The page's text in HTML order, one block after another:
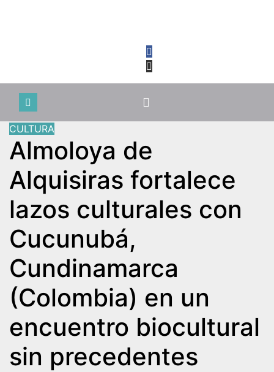
CULTURA
Almoloya de
Alquisiras fortalece
lazos culturales con
Cucunubá,
Cundinamarca
(Colombia) en un
encuentro biocultural
sin precedentes